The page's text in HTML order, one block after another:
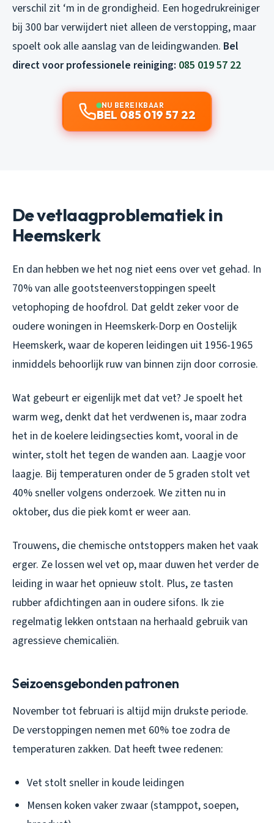
verschil zit ‘m in de grondigheid. Een hogedrukreiniger
bij 300 bar verwijdert niet alleen de verstopping, maar
spoelt ook alle aanslag van de leidingwanden. Bel
direct voor professionele reiniging: 085 019 57 22
NU BEREIKBAAR
BEL 085 019 57 22
De vetlaagproblematiek in
Heemskerk
En dan hebben we het nog niet eens over vet gehad. In
70% van alle gootsteenverstoppingen speelt
vetophoping de hoofdrol. Dat geldt zeker voor de
oudere woningen in Heemskerk-Dorp en Oostelijk
Heemskerk, waar de koperen leidingen uit 1956-1965
inmiddels behoorlijk ruw van binnen zijn door corrosie.
Wat gebeurt er eigenlijk met dat vet? Je spoelt het
warm weg, denkt dat het verdwenen is, maar zodra
het in de koelere leidingsecties komt, vooral in de
winter, stolt het tegen de wanden aan. Laagje voor
laagje. Bij temperaturen onder de 5 graden stolt vet
40% sneller volgens onderzoek. We zitten nu in
oktober, dus die piek komt er weer aan.
Trouwens, die chemische ontstoppers maken het vaak
erger. Ze lossen wel vet op, maar duwen het verder de
leiding in waar het opnieuw stolt. Plus, ze tasten
rubber afdichtingen aan in oudere sifons. Ik zie
regelmatig lekken ontstaan na herhaald gebruik van
agressieve chemicaliën.
Seizoensgebonden patronen
November tot februari is altijd mijn drukste periode.
De verstoppingen nemen met 60% toe zodra de
temperaturen zakken. Dat heeft twee redenen:
Vet stolt sneller in koude leidingen
Mensen koken vaker zwaar (stamppot, soepen,